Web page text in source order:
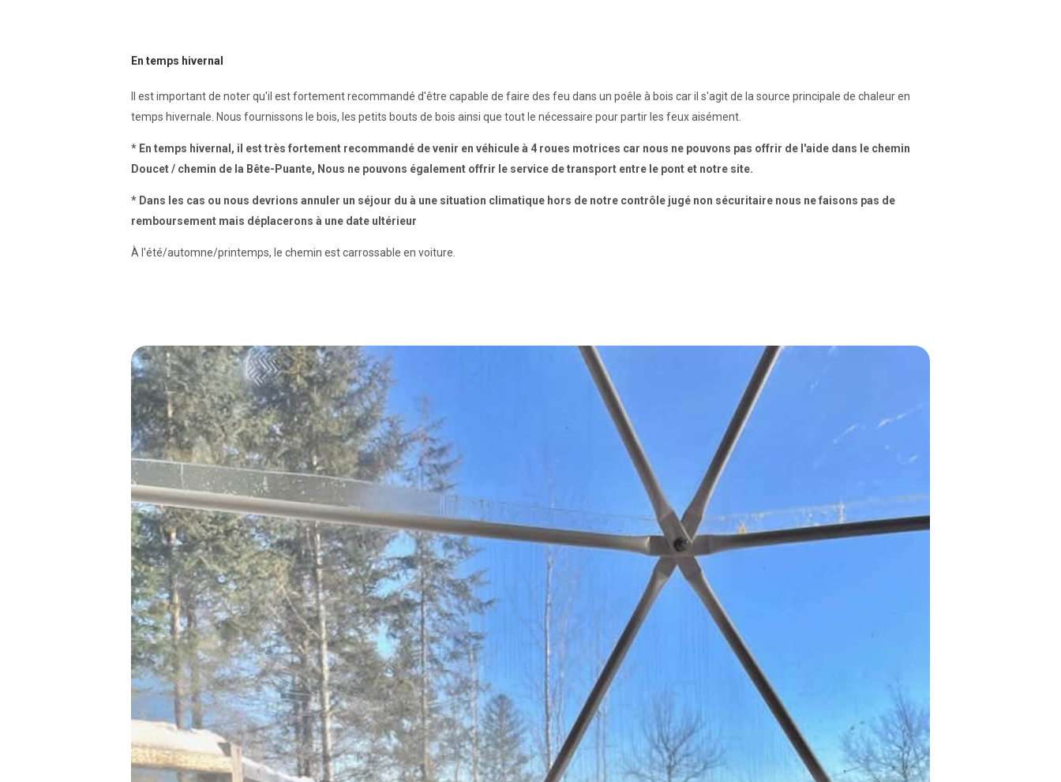
En temps hivernal
Il est important de noter qu'il est fortement recommandé d'être capable de faire des feu dans un poêle à bois car il s'agit de la source principale de chaleur en
temps hivernale. Nous fournissons le bois, les petits bouts de bois ainsi que tout le nécessaire pour partir les feux aisément.
* En temps hivernal, il est très fortement recommandé de venir en véhicule à 4 roues motrices car nous ne pouvons pas offrir de l'aide dans le chemin
Doucet / chemin de la Bête-Puante, Nous ne pouvons également offrir le service de transport entre le pont et notre site.
* Dans les cas ou nous devrions annuler un séjour du à une situation climatique hors de notre contrôle jugé non sécuritaire nous ne faisons pas de
remboursement mais déplacerons à une date ultérieur
À l'été/automne/printemps, le chemin est carrossable en voiture.